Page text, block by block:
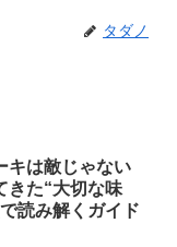
タダノ
キは敵じゃない
きた“大切な味
読み解くガイド